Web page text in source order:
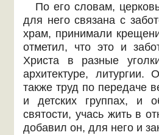
По его словам,
для него связана с
храм, принимали
отметил, что это и
Христа в разные
архитектуре,
также труд по передаче
и детских группах, и
святости, учась жить в
добавил он, для него и